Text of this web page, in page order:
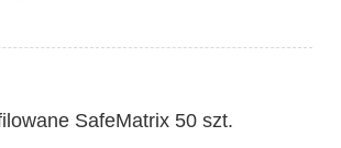
SafeMatrix 50 szt.